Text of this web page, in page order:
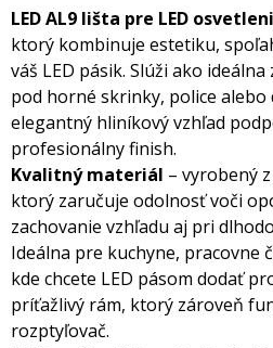
LED AL9 lišta pre LED
ktorý kombinuje estetiku,
váš LED pásik. Slúži ako
pod horné skrinky, police
elegantný hliníkový vzhľad
profesionálny finish.
Kvalitný materiál – vyrobený
ktorý zaručuje odolnosť voči
zachovanie vzhľadu aj pri
Ideálna pre kuchyne, pracovne
kde chcete LED pásom dodať
príťažlivý rám, ktorý zároveň
rozptyľovač.